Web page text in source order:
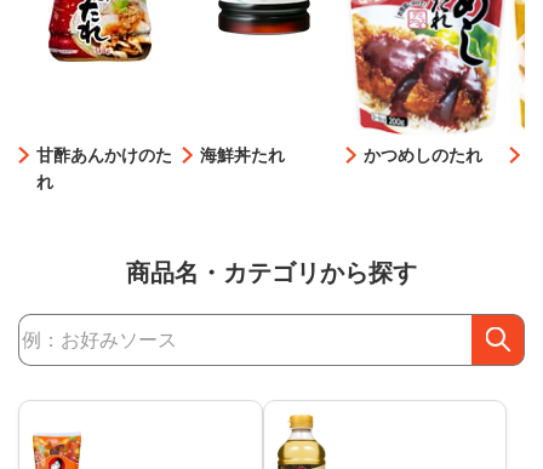
甘酢あんかけのた
れ
海鮮丼たれ かつめしのたれ
商品名・カテゴリから探す